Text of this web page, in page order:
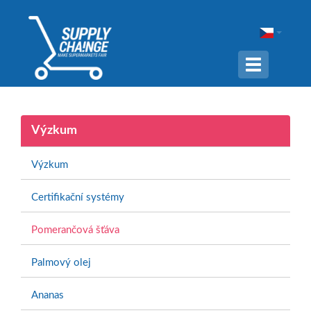
Navigation
ein-/
Výzkum
Výzkum
Certifikační systémy
Pomerančová šťáva
Palmový olej
Ananas